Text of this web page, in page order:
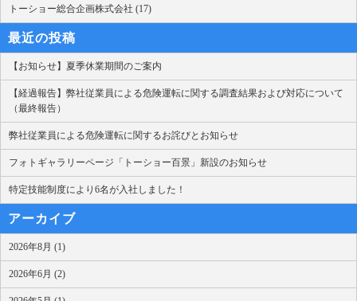
トーショー総合企画株式会社 (17)
最近の投稿
【お知らせ】夏季休業期間のご案内
【経過報告】弊社従業員による危険運転に関する調査結果および対応について
（最終報告）
弊社従業員による危険運転に関するお詫びとお知らせ
フォトギャラリーページ「トーショー百景」新設のお知らせ
特定技能制度により6名が入社しました！
アーカイブ
2026年8月 (1)
2026年6月 (2)